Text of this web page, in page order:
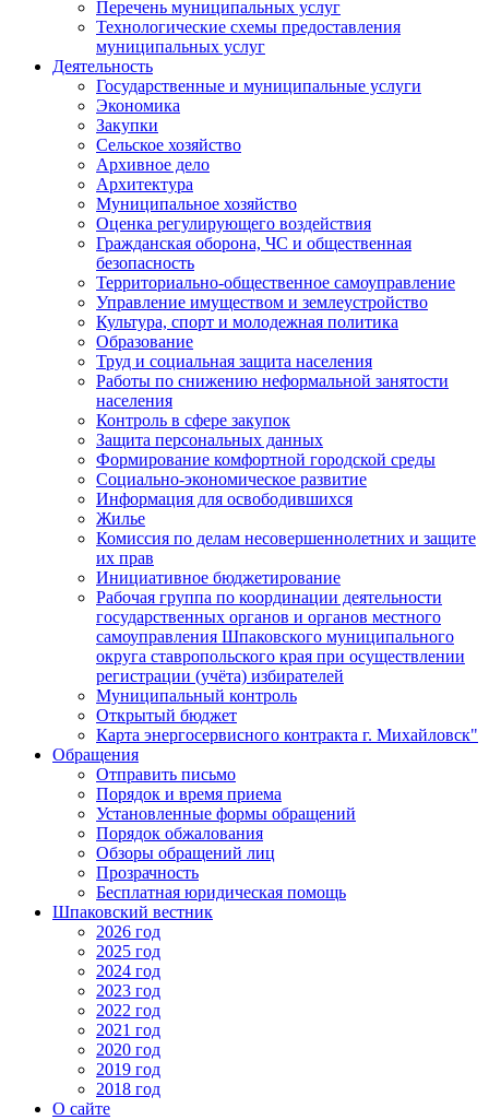
Перечень муниципальных услуг
Технологические схемы предоставления
муниципальных услуг
Деятельность
Государственные и муниципальные услуги
Экономика
Закупки
Сельское хозяйство
Архивное дело
Архитектура
Муниципальное хозяйство
Оценка регулирующего воздействия
Гражданская оборона, ЧС и общественная
безопасность
Территориально-общественное самоуправление
Управление имуществом и землеустройство
Культура, спорт и молодежная политика
Образование
Труд и социальная защита населения
Работы по снижению неформальной занятости
населения
Контроль в сфере закупок
Защита персональных данных
Формирование комфортной городской среды
Социально-экономическое развитие
Информация для освободившихся
Жилье
Комиссия по делам несовершеннолетних и защите
их прав
Инициативное бюджетирование
Рабочая группа по координации деятельности
государственных органов и органов местного
самоуправления Шпаковского муниципального
округа ставропольского края при осуществлении
регистрации (учёта) избирателей
Муниципальный контроль
Открытый бюджет
Карта энергосервисного контракта г. Михайловск"
Обращения
Отправить письмо
Порядок и время приема
Установленные формы обращений
Порядок обжалования
Обзоры обращений лиц
Прозрачность
Бесплатная юридическая помощь
Шпаковский вестник
2026 год
2025 год
2024 год
2023 год
2022 год
2021 год
2020 год
2019 год
2018 год
О сайте